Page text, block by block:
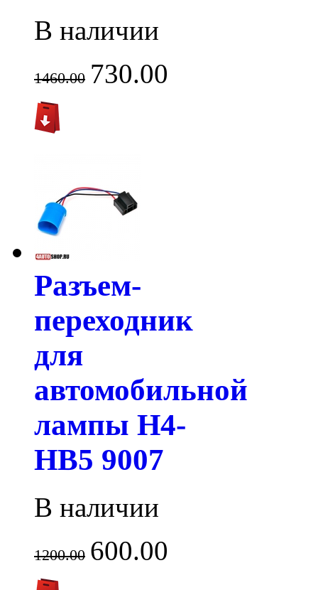
В наличии
1460.00 730.00
Разъем-
переходник
для
автомобильной
лампы H4-
HB5 9007
В наличии
1200.00 600.00